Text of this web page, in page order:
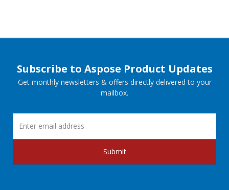
Subscribe to Aspose Product Updates
Get monthly newsletters & offers directly delivered to your
mailbox.
Submit